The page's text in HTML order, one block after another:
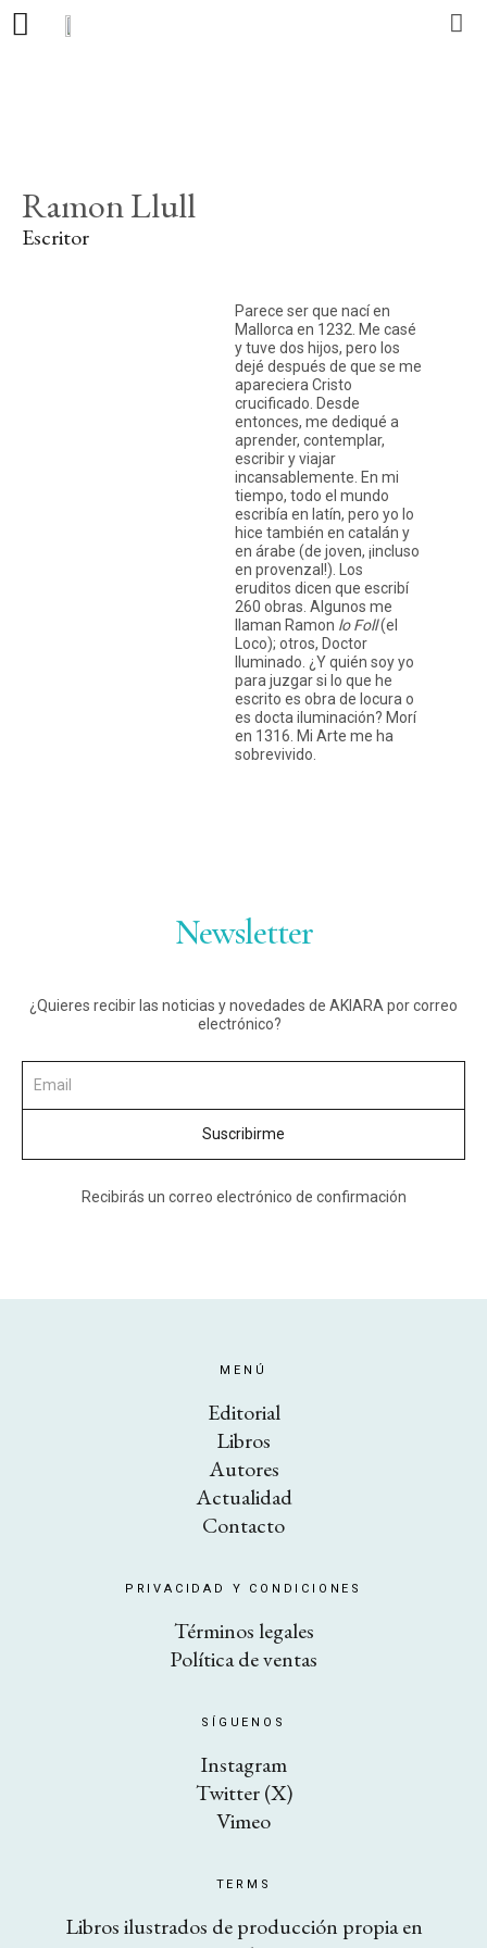
Autores
Contacto
CA PT
Twitter
(X)
Vimeo
Ramon Llull
Escritor
Parece ser que nací en
Mallorca en 1232. Me casé
y tuve dos hijos, pero los
dejé después de que se me
apareciera Cristo
crucificado. Desde
entonces, me dediqué a
aprender, contemplar,
escribir y viajar
incansablemente. En mi
tiempo, todo el mundo
escribía en latín, pero yo lo
hice también en catalán y
en árabe (de joven, ¡incluso
en provenzal!). Los
eruditos dicen que escribí
260 obras. Algunos me
llaman Ramon lo Foll(el
Loco); otros, Doctor
Iluminado. ¿Y quién soy yo
para juzgar si lo que he
escrito es obra de locura o
es docta iluminación? Morí
en 1316. Mi Arte me ha
sobrevivido.
Newsletter
¿Quieres recibir las noticias y novedades de AKIARA por correo
electrónico?
Recibirás un correo electrónico de confirmación
MENÚ
Editorial
Libros
Autores
Actualidad
Contacto
PRIVACIDAD Y CONDICIONES
Términos legales
Política de ventas
SÍGUENOS
Instagram
Twitter (X)
Vimeo
TERMS
Libros ilustrados de producción propia en